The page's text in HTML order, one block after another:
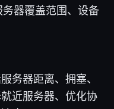
器覆盖范围、设备
务器距离、拥塞、
近服务器、优化协